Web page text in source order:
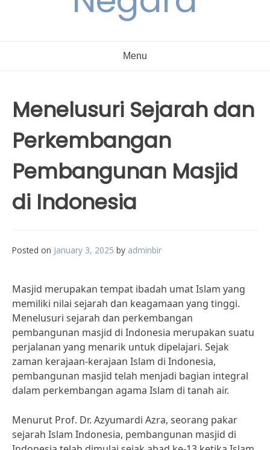
Menu
Menelusuri Sejarah dan
Perkembangan
Pembangunan Masjid
di Indonesia
Posted on January 3, 2025 by adminbir
Masjid merupakan tempat ibadah umat Islam yang
memiliki nilai sejarah dan keagamaan yang tinggi.
Menelusuri sejarah dan perkembangan
pembangunan masjid di Indonesia merupakan suatu
perjalanan yang menarik untuk dipelajari. Sejak
zaman kerajaan-kerajaan Islam di Indonesia,
pembangunan masjid telah menjadi bagian integral
dalam perkembangan agama Islam di tanah air.
Menurut Prof. Dr. Azyumardi Azra, seorang pakar
sejarah Islam Indonesia, pembangunan masjid di